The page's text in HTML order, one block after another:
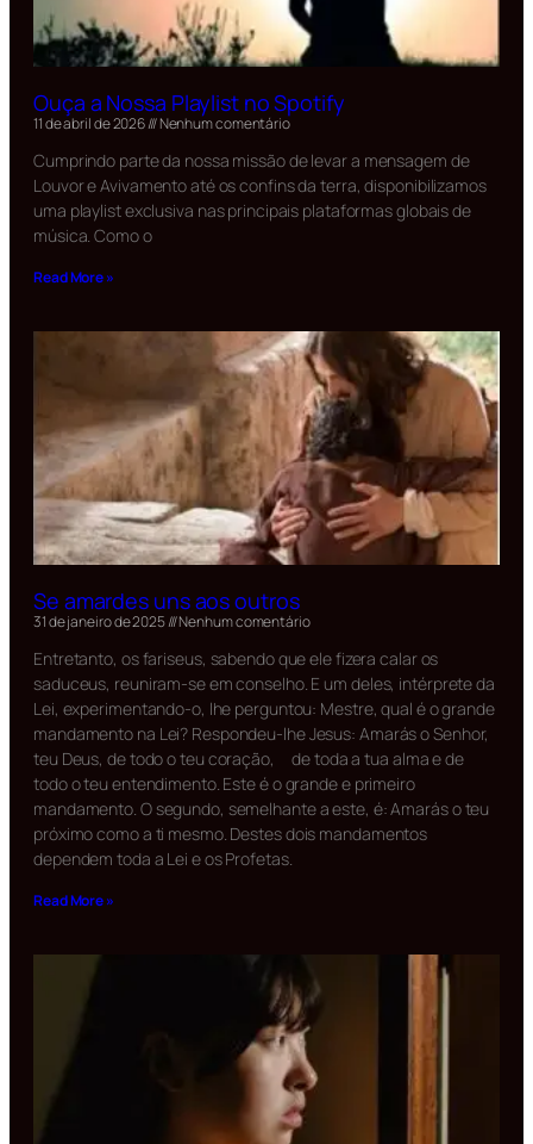
Ouça a Nossa Playlist no Spotify
11 de abril de 2026 Nenhum comentário
Cumprindo parte da nossa missão de levar a mensagem de
Louvor e Avivamento até os confins da terra, disponibilizamos
uma playlist exclusiva nas principais plataformas globais de
música. Como o
Read More »
Se amardes uns aos outros
31 de janeiro de 2025 Nenhum comentário
Entretanto, os fariseus, sabendo que ele fizera calar os
saduceus, reuniram-se em conselho. E um deles, intérprete da
Lei, experimentando-o, lhe perguntou: Mestre, qual é o grande
mandamento na Lei? Respondeu-lhe Jesus: Amarás o Senhor,
teu Deus, de todo o teu coração, de toda a tua alma e de
todo o teu entendimento. Este é o grande e primeiro
mandamento. O segundo, semelhante a este, é: Amarás o teu
próximo como a ti mesmo. Destes dois mandamentos
dependem toda a Lei e os Profetas.
Read More »